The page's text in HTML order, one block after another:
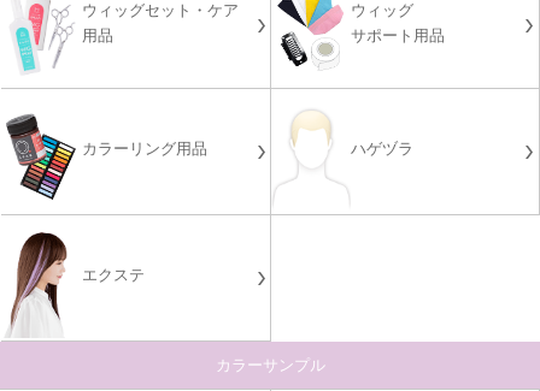
ウィッグセット・ケア
用品
ウィッグ
サポート用品
カラーリング用品 ハゲヅラ
エクステ
カラーサンプル